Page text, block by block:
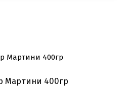
Мартини 400гр